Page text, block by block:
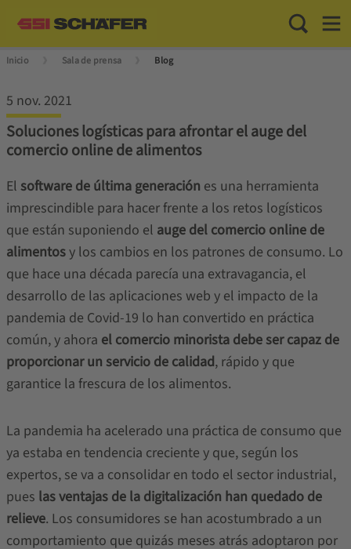
Toggle
Inicio Sala de prensa Blog
5 nov. 2021
Soluciones logísticas para afrontar el auge del
comercio online de alimentos
El software de última generación es una herramienta
imprescindible para hacer frente a los retos logísticos
que están suponiendo el auge del comercio online de
alimentosy los cambios en los patrones de consumo. Lo
que hace una década parecía una extravagancia, el
desarrollo de las aplicaciones web y el impacto de la
pandemia de Covid-19 lo han convertido en práctica
común, y ahora el comercio minorista debe ser capaz de
proporcionar un servicio de calidad, rápido y que
garantice la frescura de los alimentos.
La pandemia ha acelerado una práctica de consumo que
ya estaba en tendencia creciente y que, según los
expertos, se va a consolidar en todo el sector industrial,
pues las ventajas de la digitalización han quedado de
relieve. Los consumidores se han acostumbrado a un
comportamiento que quizás meses atrás adoptaron por